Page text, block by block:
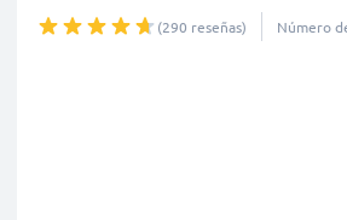
más
(290 reseñas) Número